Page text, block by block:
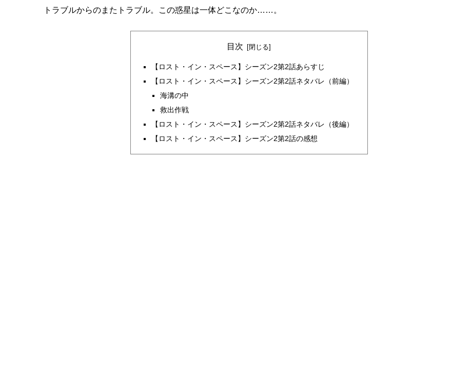
トラブルからのまたトラブル。この惑星は一体どこなのか……。
目次
【ロスト・イン・スペース】シーズン2第2話あらすじ
【ロスト・イン・スペース】シーズン2第2話ネタバレ（前編）
海溝の中
救出作戦
【ロスト・イン・スペース】シーズン2第2話ネタバレ（後編）
【ロスト・イン・スペース】シーズン2第2話の感想